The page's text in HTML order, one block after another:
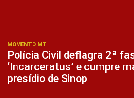
MOMENTO MT
Polícia Civil deflagra 2ª
‘Incarceratus’ e cumpre
presídio de Sinop